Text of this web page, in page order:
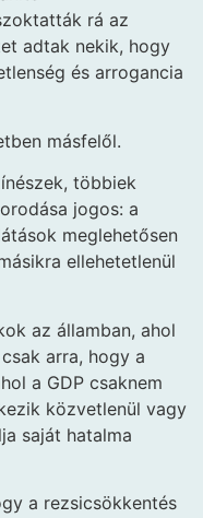
rá az
adtak nekik, hogy
és arrogancia
másfelől.
többiek
jogos: a
meglehetősen
ellehetetlenül
az államban, ahol
arra, hogy a
a GDP csaknem
közvetlenül vagy
saját hatalma
a rezsicsökkentés